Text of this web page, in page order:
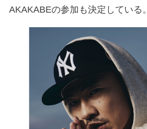
AKAKABEの参加も決定している。